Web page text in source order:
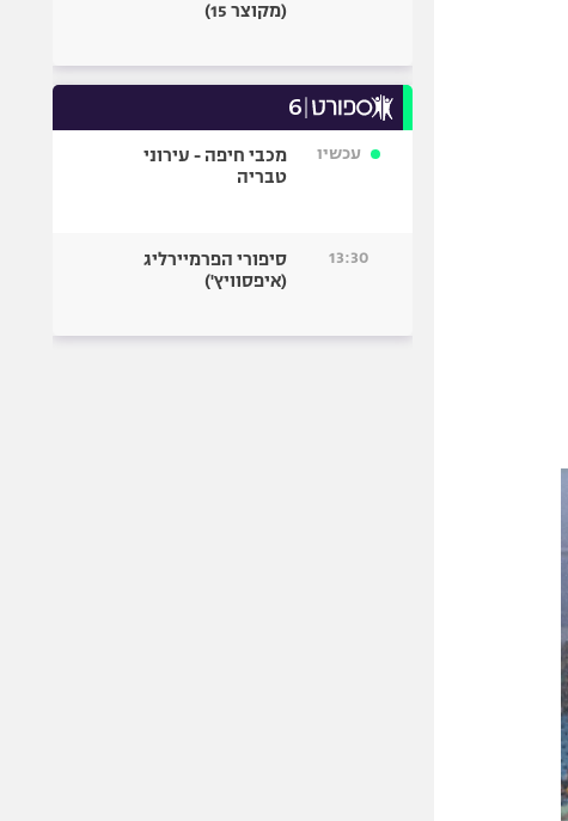
(מקוצר 15)
עכשיו
מכבי חיפה - עירוני
טבריה
13:30
סיפורי הפרמיירליג
(איפסוויץ')